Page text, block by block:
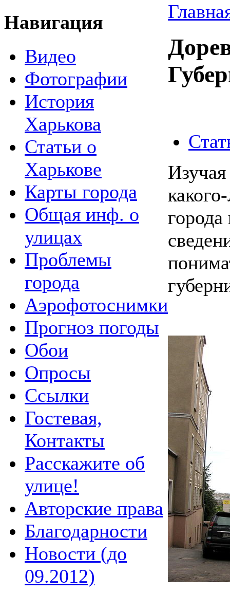
Навигация
Видео
Фотографии
История
Харькова
Статьи о
Харькове
Карты города
Общая инф. о
улицах
Проблемы
города
Аэрофотоснимки
Прогноз погоды
Обои
Опросы
Ссылки
Гостевая,
Контакты
Расскажите об
улице!
Авторские права
Благодарности
Новости (до
09.2012)